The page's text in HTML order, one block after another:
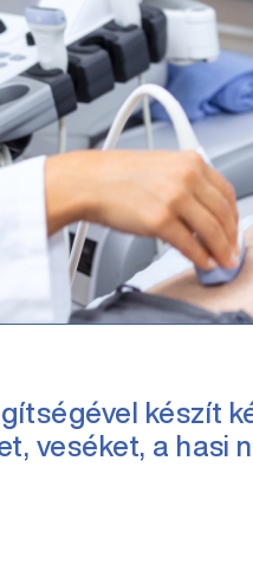
készít
veséket, a hasi